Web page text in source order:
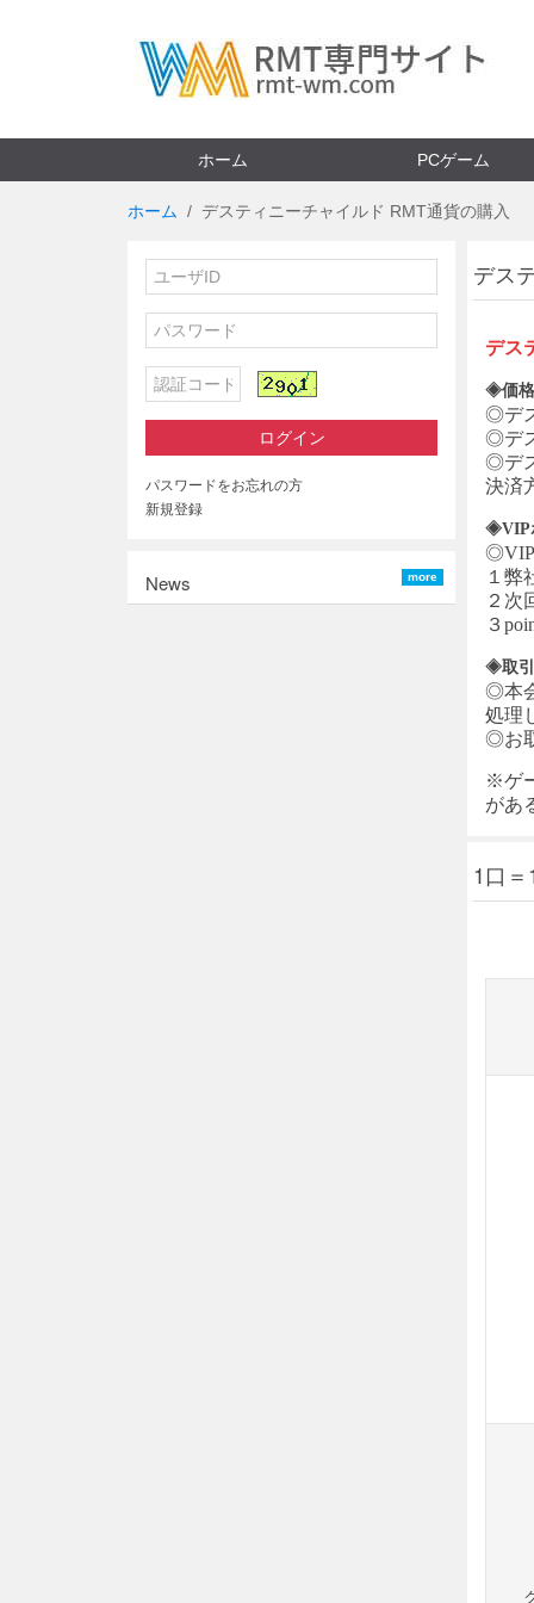
ホーム PCゲーム
ホーム デスティニーチャイルド RMT通貨の購入
ログイン
パスワードをお忘れの方
新規登録
more
News
デス
デス
◈価
◎デ
◎デ
◎デ
決済
◈VIP
◎VIP
１弊
２次
３
◈取
◎本
処理
◎お
※ゲ
があ
1口